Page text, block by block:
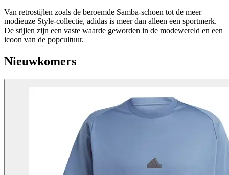
Van retrostijlen zoals de beroemde Samba-schoen tot de meer
modieuze Style-collectie, adidas is meer dan alleen een sportmerk.
De stijlen zijn een vaste waarde geworden in de modewereld en een
icoon van de popcultuur.
Nieuwkomers